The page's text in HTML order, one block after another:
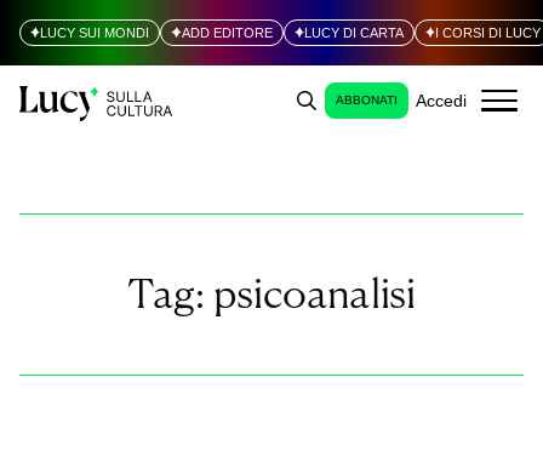
LUCY SUI MONDI ADD EDITORE LUCY DI CARTA I CORSI DI LUCY
ABBONATI Accedi
Tag: psicoanalisi